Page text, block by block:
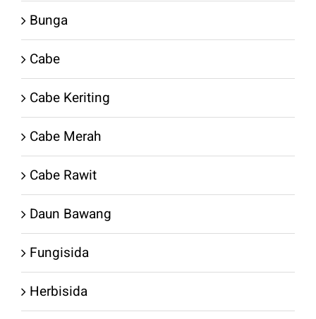
Bunga
Cabe
Cabe Keriting
Cabe Merah
Cabe Rawit
Daun Bawang
Fungisida
Herbisida